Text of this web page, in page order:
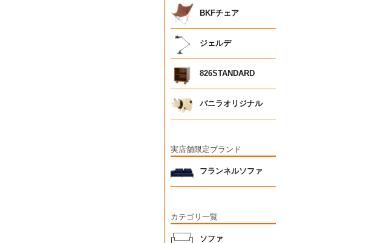
BKFチェア
ジェルデ
826STANDARD
バニラオリジナル
実店舗限定ブランド
フランネルソファ
カテゴリ一覧
ソファ